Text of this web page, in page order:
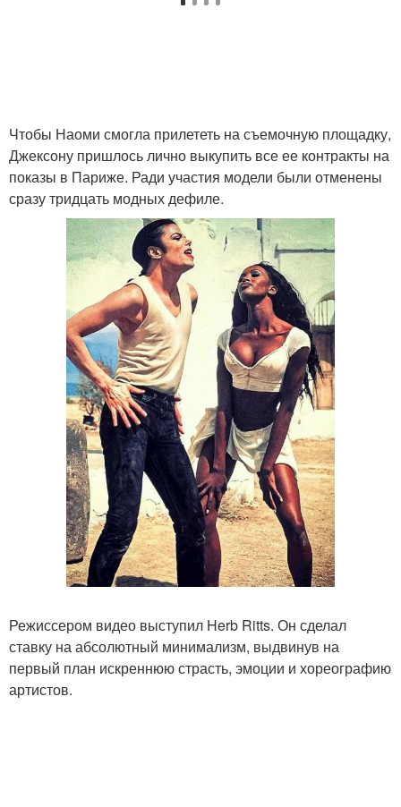
Чтобы Наоми смогла прилететь на съемочную площадку,
Джексону пришлось лично выкупить все ее контракты на
показы в Париже. Ради участия модели были отменены
сразу тридцать модных дефиле.
Режиссером видео выступил Herb Ritts. Он сделал
ставку на абсолютный минимализм, выдвинув на
первый план искреннюю страсть, эмоции и хореографию
артистов.